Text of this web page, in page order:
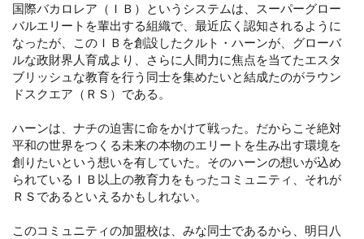
国際バカロレア（ＩＢ）というシステムは、スーパーグロー
バルエリートを輩出する組織で、最近広く認知されるように
なったが、このＩＢを創設したクルト・ハーンが、グローバ
ルな政財界人育成より、さらに人間力に焦点を当てたエスタ
ブリッシュな教育を行う同士を集めたいと結成たのがラウン
ドスクエア（ＲＳ）である。
ハーンは、ナチの迫害に命をかけて戦った。だからこそ絶対
平和の世界をつくる未来の本物のエリートを生み出す環境を
創りたいという想いを有していた。そのハーンの想いが込め
られているＩＢ以上の教育力をもったコミュニティ、それが
ＲＳであるといえるかもしれない。
このコミュニティの加盟校は、みな同士であるから、明日八